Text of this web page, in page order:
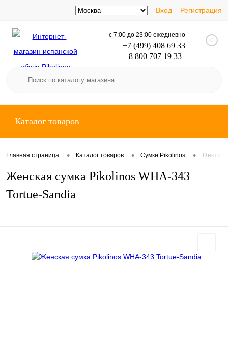
Вход Регистрация
SpainShoes
с 7:00 до 23:00 ежедневно
+7 (499) 408 69 33
8 800 707 19 33
0
Каталог товаров
Главная страница • Каталог товаров • Сумки Pikolinos • Женская
Женская сумка Pikolinos WHA-343
Tortue-Sandia